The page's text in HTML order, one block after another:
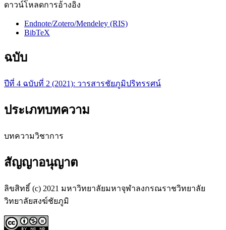
ดาวน์โหลดการอ้างอิง
Endnote/Zotero/Mendeley (RIS)
BibTeX
ฉบับ
ปีที่ 4 ฉบับที่ 2 (2021): วารสารชัยภูมิปริทรรศน์
ประเภทบทความ
บทความวิชาการ
สัญญาอนุญาต
ลิขสิทธิ์ (c) 2021 มหาวิทยาลัยมหาจุฬาลงกรณราชวิทยาลัย
วิทยาลัยสงฆ์ชัยภูมิ